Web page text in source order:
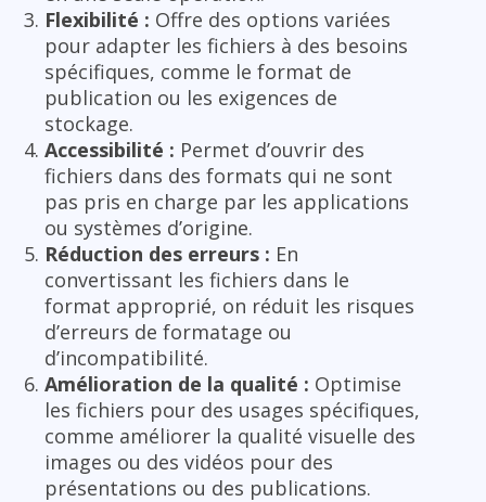
Flexibilité : Offre des options variées
pour adapter les fichiers à des besoins
spécifiques, comme le format de
publication ou les exigences de
stockage.
Accessibilité : Permet d’ouvrir des
fichiers dans des formats qui ne sont
pas pris en charge par les applications
ou systèmes d’origine.
Réduction des erreurs : En
convertissant les fichiers dans le
format approprié, on réduit les risques
d’erreurs de formatage ou
d’incompatibilité.
Amélioration de la qualité : Optimise
les fichiers pour des usages spécifiques,
comme améliorer la qualité visuelle des
images ou des vidéos pour des
présentations ou des publications.